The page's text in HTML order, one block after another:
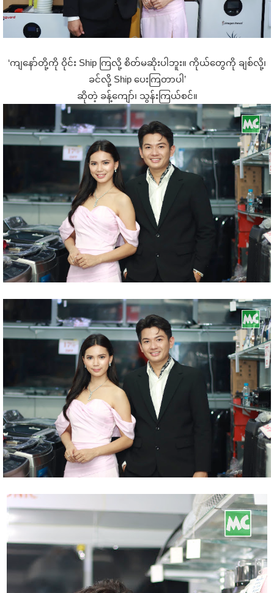
‘ကျနော်တို့ကို ဝိုင်း Ship ကြလို့ စိတ်မဆိုးပါဘူး။ ကိုယ်တွေကို ချစ်လို့၊
ခင်လို့ Ship ပေးကြတာပါ’
ဆိုတဲ့ ခန့်ကျော်၊ သွန်းကြယ်စင်။